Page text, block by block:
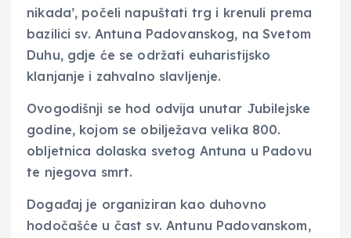
nikada’, počeli napuštati trg i krenuli prema
bazilici sv. Antuna Padovanskog, na Svetom
Duhu, gdje će se održati euharistijsko
klanjanje i zahvalno slavljenje.
Ovogodišnji se hod odvija unutar Jubilejske
godine, kojom se obilježava velika 800.
obljetnica dolaska svetog Antuna u Padovu
te njegova smrt.
Događaj je organiziran kao duhovno
hodočašće u čast sv. Antunu Padovanskom,